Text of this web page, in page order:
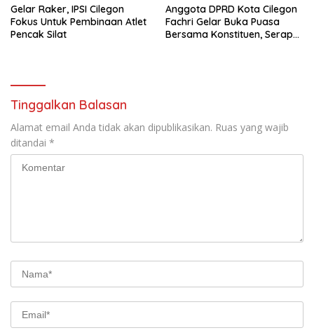
Gelar Raker, IPSI Cilegon
Fokus Untuk Pembinaan Atlet
Pencak Silat
Anggota DPRD Kota Cilegon
Fachri Gelar Buka Puasa
Bersama Konstituen, Serap
Tinggalkan Balasan
Alamat email Anda tidak akan dipublikasikan. Ruas yang wajib
ditandai *